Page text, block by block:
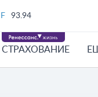
93.94
СТРАХОВАНИЕ